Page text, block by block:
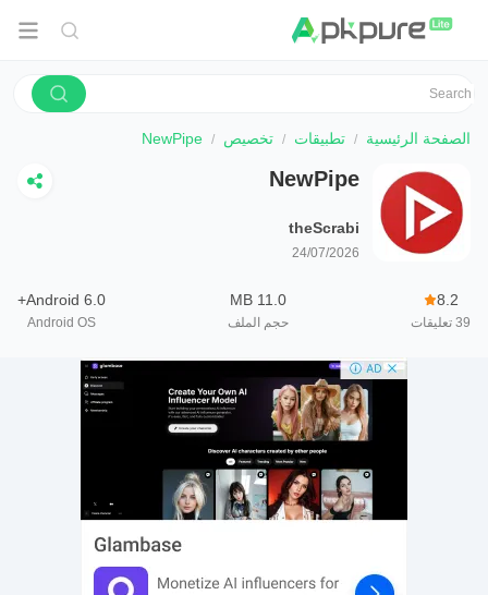
الصفحة الرئيسية تطبيقات تخصيص NewPipe
NewPipe
theScrabi
24/07/2026
8.2
39 تعليقات
11.0 MB
حجم الملف
Android 6.0+
Android OS